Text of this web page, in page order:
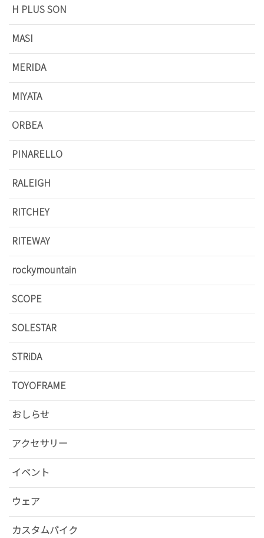
H PLUS SON
MASI
MERIDA
MIYATA
ORBEA
PINARELLO
RALEIGH
RITCHEY
RITEWAY
rockymountain
SCOPE
SOLESTAR
STRiDA
TOYOFRAME
おしらせ
アクセサリー
イベント
ウェア
カスタムバイク